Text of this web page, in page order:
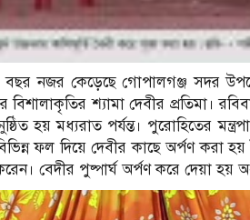
বছর নজর কেড়েছে গোপালগঞ্জ সদর
শ্যামা দেবীর প্রতিমা।
হয় মধ্যরাত পর্যন্ত। পুরোহিতের
ফল দিয়ে দেবীর কাছে অর্পণ করা হয়
বেদীর পুষ্পার্ঘ অর্পণ করে দেয়া হয়